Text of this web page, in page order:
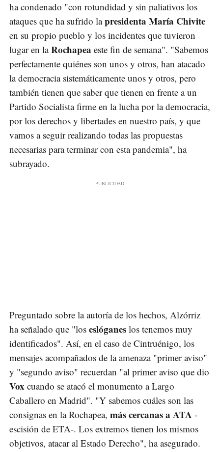
ha condenado "con rotundidad y sin paliativos los
ataques que ha sufrido lapresidenta María Chivite
en su propio pueblo y los incidentes que tuvieron
lugar en laRochapea este fin de semana". "Sabemos
perfectamente quiénes son unos y otros, han atacado
la democracia sistemáticamente unos y otros, pero
también tienen que saber que tienen en frente a un
Partido Socialista firme en la lucha por la democracia,
por los derechos y libertades en nuestro país, y que
vamos a seguir realizando todas las propuestas
necesarias para terminar con esta pandemia", ha
subrayado.
Preguntado sobre la autoría de los hechos, Alzórriz
ha señalado que "los eslóganes los tenemos muy
identificados". Así, en el caso de Cintruénigo, los
mensajes acompañados de la amenaza "primer aviso"
y "segundo aviso" recuerdan "al primer aviso que dio
Vox cuando se atacó el monumento a Largo
Caballero en Madrid". "Y sabemos cuáles son las
consignas en la Rochapea, más cercanas a ATA -
escisión de ETA-. Los extremos tienen los mismos
objetivos, atacar al Estado Derecho", ha asegurado.